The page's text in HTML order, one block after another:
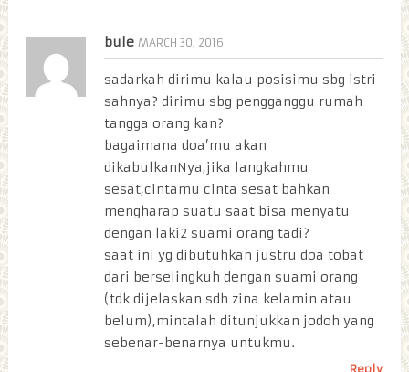
bule MARCH 30, 2016
sadarkah dirimu kalau posisimu sbg istri
sahnya? dirimu sbg pengganggu rumah
tangga orang kan?
bagaimana doa’mu akan
dikabulkanNya,jika langkahmu
sesat,cintamu cinta sesat bahkan
mengharap suatu saat bisa menyatu
dengan laki2 suami orang tadi?
saat ini yg dibutuhkan justru doa tobat
dari berselingkuh dengan suami orang
(tdk dijelaskan sdh zina kelamin atau
belum),mintalah ditunjukkan jodoh yang
sebenar-benarnya untukmu.
Reply